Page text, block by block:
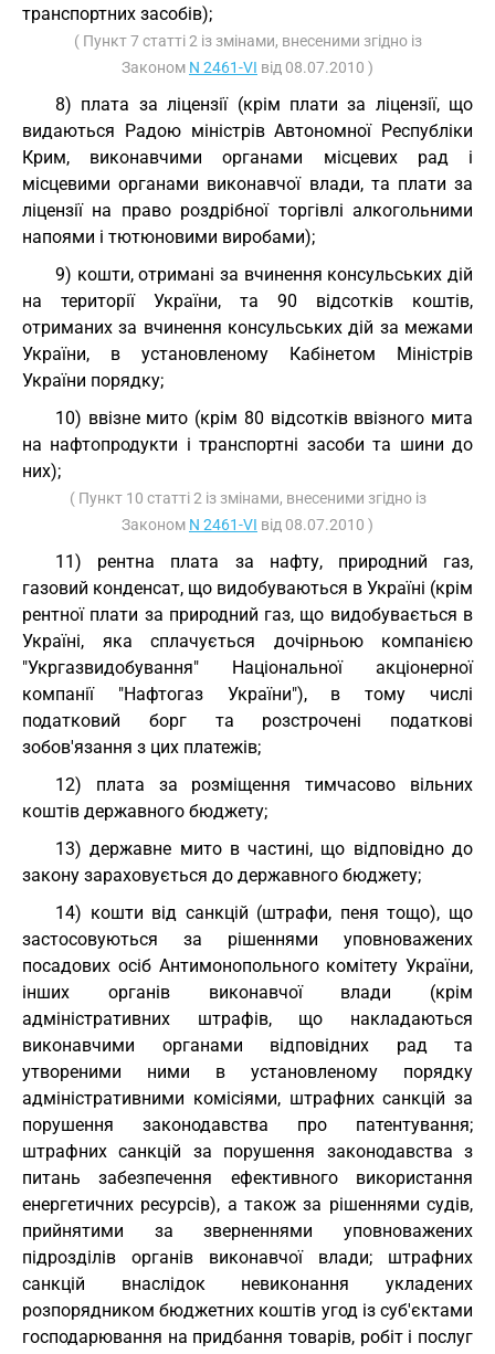
транспортних засобів);
( Пункт 7 статті 2 із змінами, внесеними згідно із
Законом N 2461-VI від 08.07.2010 )
8) плата за ліцензії (крім плати за ліцензії, що
видаються Радою міністрів Автономної Республіки
Крим, виконавчими органами місцевих рад і
місцевими органами виконавчої влади, та плати за
ліцензії на право роздрібної торгівлі алкогольними
напоями і тютюновими виробами);
9) кошти, отримані за вчинення консульських дій
на території України, та 90 відсотків коштів,
отриманих за вчинення консульських дій за межами
України, в установленому Кабінетом Міністрів
України порядку;
10) ввізне мито (крім 80 відсотків ввізного мита
на нафтопродукти і транспортні засоби та шини до
них);
( Пункт 10 статті 2 із змінами, внесеними згідно із
Законом N 2461-VI від 08.07.2010 )
11) рентна плата за нафту, природний газ,
газовий конденсат, що видобуваються в Україні (крім
рентної плати за природний газ, що видобувається в
Україні, яка сплачується дочірньою компанією
"Укргазвидобування" Національної акціонерної
компанії "Нафтогаз України"), в тому числі
податковий борг та розстрочені податкові
зобов'язання з цих платежів;
12) плата за розміщення тимчасово вільних
коштів державного бюджету;
13) державне мито в частині, що відповідно до
закону зараховується до державного бюджету;
14) кошти від санкцій (штрафи, пеня тощо), що
застосовуються за рішеннями уповноважених
посадових осіб Антимонопольного комітету України,
інших органів виконавчої влади (крім
адміністративних штрафів, що накладаються
виконавчими органами відповідних рад та
утвореними ними в установленому порядку
адміністративними комісіями, штрафних санкцій за
порушення законодавства про патентування;
штрафних санкцій за порушення законодавства з
питань забезпечення ефективного використання
енергетичних ресурсів), а також за рішеннями судів,
прийнятими за зверненнями уповноважених
підрозділів органів виконавчої влади; штрафних
санкцій внаслідок невиконання укладених
розпорядником бюджетних коштів угод із суб'єктами
господарювання на придбання товарів, робіт і послуг